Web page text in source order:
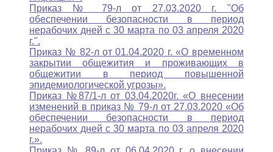
Приказ № 79-л от 27.03.2020 г. "Об
обеспечении безопасности в период
нерабочих дней с 30 марта по 03 апреля 2020
г.".
Приказ № 82-л от 01.04.2020 г. «О временном
закрытии общежития и проживающих в
общежитии в период повышенной
эпидемиологической угрозы».
Приказ №87/1-л от 03.04.2020г. «О внесении
изменений в приказ № 79-л от 27.03.2020 «Об
обеспечении безопасности в период
нерабочих дней с 30 марта по 03 апреля 2020
г.».